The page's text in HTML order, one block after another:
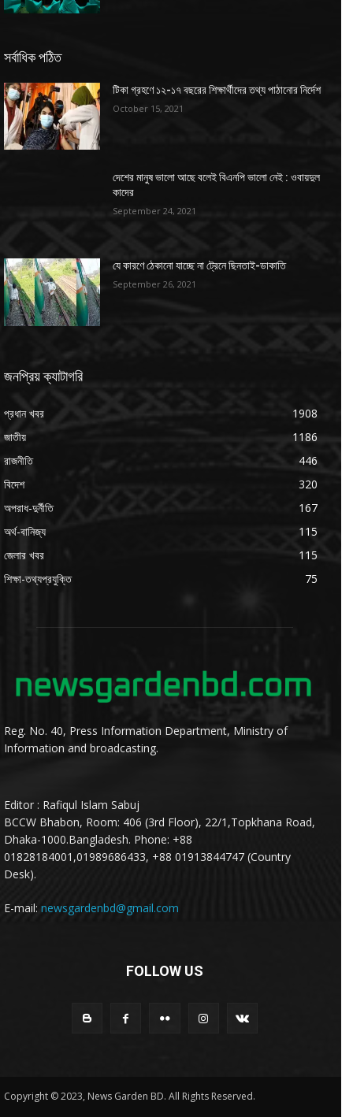
সর্বাধিক পঠিত
টিকা গ্রহণে ১২-১৭ বছরের শিক্ষার্থীদের তথ্য পাঠানোর নির্দেশ
October 15, 2021
দেশের মানুষ ভালো আছে বলেই বিএনপি ভালো নেই : ওবায়দুল
কাদের
September 24, 2021
যে কারণে ঠেকানো যাচ্ছে না ট্রেনে ছিনতাই-ডাকাতি
September 26, 2021
জনপ্রিয় ক্যাটাগরি
প্রধান খবর
1908
জাতীয়
1186
রাজনীতি
446
বিদেশ
320
অপরাধ-দুর্নীতি
167
অর্থ-বানিজ্য
115
জেলার খবর
115
শিক্ষা-তথ্যপ্রযুক্তি
75
Reg. No. 40, Press Information Department, Ministry of
Information and broadcasting.
Editor : Rafiqul Islam Sabuj
BCCW Bhabon, Room: 406 (3rd Floor), 22/1,Topkhana Road,
Dhaka-1000.Bangladesh. Phone: +88
01828184001,01989686433, +88 01913844747 (Country
Desk).
E-mail: newsgardenbd@gmail.com
FOLLOW US
Copyright © 2023, News Garden BD. All Rights Reserved.